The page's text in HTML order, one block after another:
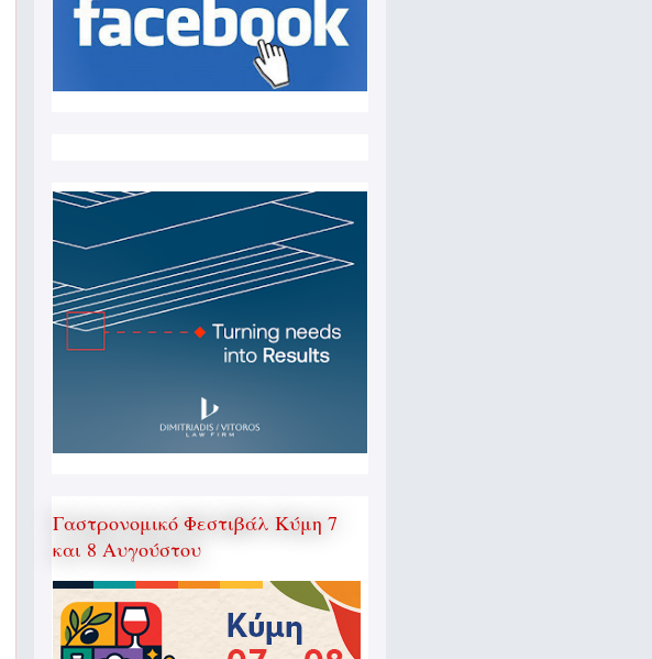
Γαστρονομικό Φεστιβάλ Κύμη 7
και 8 Αυγούστου